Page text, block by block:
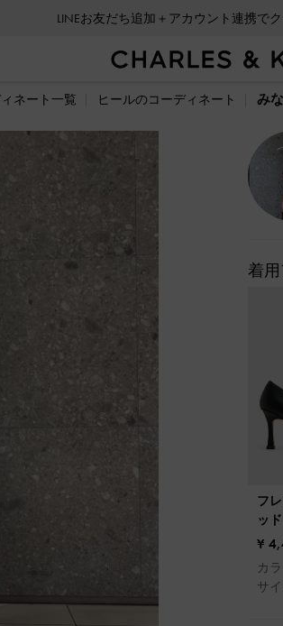
LINEお友だち追加＋アカウント連携で
ネート一覧 ヒールのコーディネート み
着
フ
ッ
¥
カ
サ